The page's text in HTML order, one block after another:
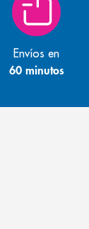
Envíos en
60 minutos